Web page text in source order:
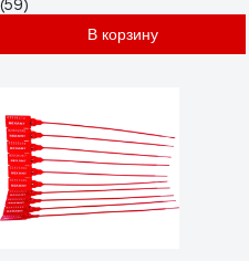
(59)
В корзину